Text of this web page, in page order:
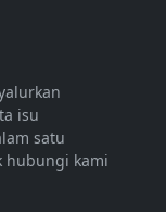
isu
satu
hubungi kami